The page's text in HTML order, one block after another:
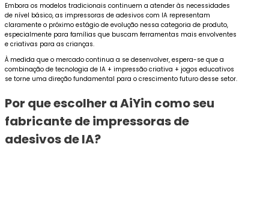
Embora os modelos tradicionais continuem a atender às necessidades
de nível básico, as impressoras de adesivos com IA representam
claramente o próximo estágio de evolução nessa categoria de produto,
especialmente para famílias que buscam ferramentas mais envolventes
e criativas para as crianças.
À medida que o mercado continua a se desenvolver, espera-se que a
combinação de tecnologia de IA + impressão criativa + jogos educativos
se torne uma direção fundamental para o crescimento futuro desse setor.
Por que escolher a AiYin como seu
fabricante de impressoras de
adesivos de IA?